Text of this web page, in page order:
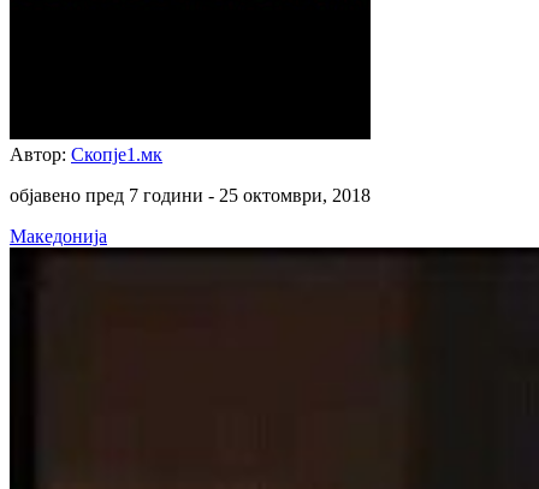
Автор: Скопје1.мк
објавено пред 7 години - 25 октомври, 2018
Македонија